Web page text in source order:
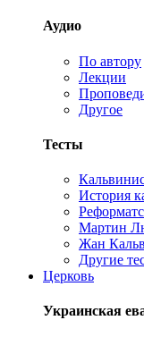
Аудио
По автору
Лекции
Другое
Тесты
История
Мартин
Жан
Другие
Церковь
Украинская